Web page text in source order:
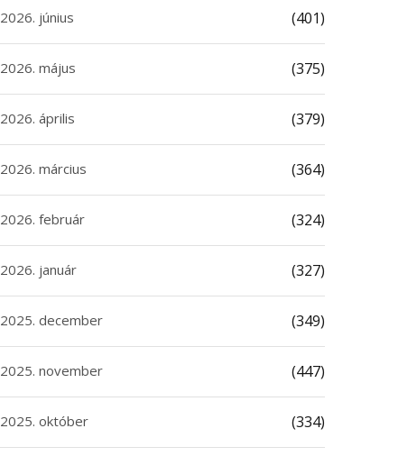
2026. június (401)
2026. május (375)
2026. április (379)
2026. március (364)
2026. február (324)
2026. január (327)
2025. december (349)
2025. november (447)
2025. október (334)